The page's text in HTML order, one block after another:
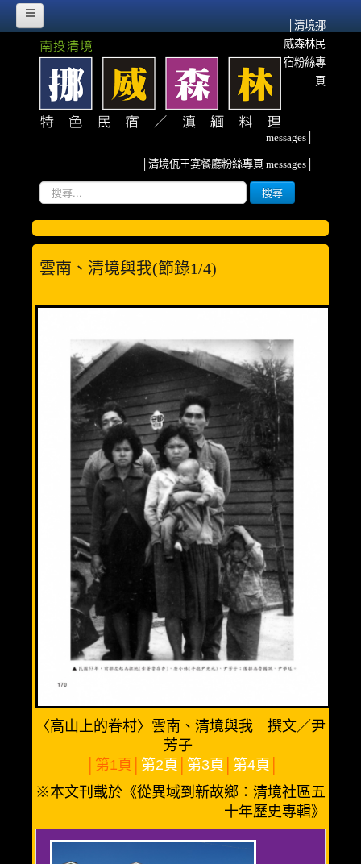
│清境挪
威森林民
宿粉絲專
頁
messages│
│清境佤王宴餐廳粉絲專頁 messages│
搜
尋...
搜尋
HOME
挪威故事
挪威森林的源起
紀念佤族HERO~阿媽
挪威臉書散記
森林寫真
客房介紹
溫馨三人房(3人)
優質親子房(4人)
精緻全家福(6人)
渡假小木屋(6人)
清境旅遊導覽圖
交通資訊
雲南、清境與我(節錄1/4)
〈高山上的眷村〉雲南、清境與我 撰文／尹
芳子
第1頁│ 第2頁 第3頁 第4頁
※本文刊載於《從異域到新故鄉：清境社區五
十年歷史專輯》